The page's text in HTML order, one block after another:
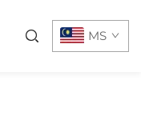
MS